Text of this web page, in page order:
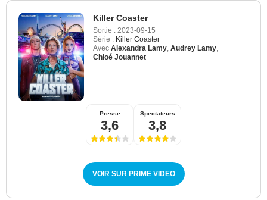
Killer Coaster
Sortie : 2023-09-15
Série : Killer Coaster
Avec Alexandra Lamy Audrey Lamy
Chloé Jouannet
Presse
3,6
Spectateurs
3,8
VOIR SUR PRIME VIDEO